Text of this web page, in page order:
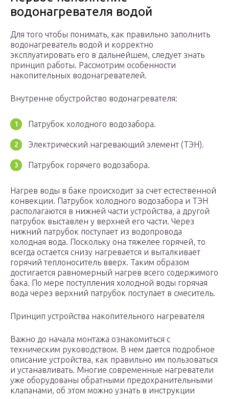
водонагревателя водой
Для того чтобы понимать, как правильно заполнить
водонагреватель водой и корректно
эксплуатировать его в дальнейшем, следует знать
принцип работы. Рассмотрим особенности
накопительных водонагревателей.
Внутренне обустройство водонагревателя:
Патрубок холодного водозабора.
Электрический нагревающий элемент (ТЭН).
Патрубок горячего водозабора.
Нагрев воды в баке происходит за счет естественной
конвекции. Патрубок холодного водозабора и ТЭН
располагаются в нижней части устройства, а другой
патрубок выставлен у верхней его части. Через
нижний патрубок поступает из водопровода
холодная вода. Поскольку она тяжелее горячей, то
всегда остается снизу нагревается и выталкивает
горячий теплоноситель вверх. Таким образом
достигается равномерный нагрев всего содержимого
бака. По мере поступления холодной воды горячая
вода через верхний патрубок поступает в смеситель.
Принцип устройства накопительного нагревателя
Важно до начала монтажа ознакомиться с
техническим руководством. В нем дается подробное
описание устройства, как правильно им пользоваться
и устанавливать. Многие современные нагреватели
уже оборудованы обратными предохранительными
клапанами, об этом можно узнать в инструкции